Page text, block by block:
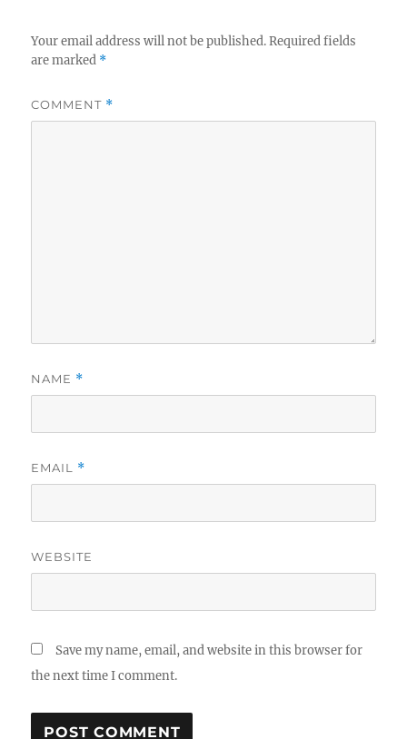
Your email address will not be published. Required fields
are marked *
COMMENT *
NAME *
EMAIL *
WEBSITE
Save my name, email, and website in this browser for
the next time I comment.